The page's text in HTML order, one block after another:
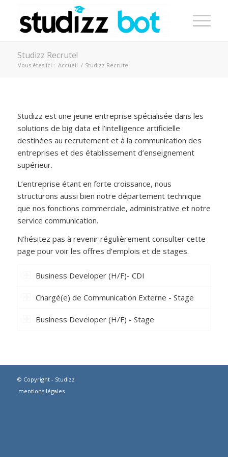
Studizz Recrute!
Vous êtes ici : Accueil / Studizz Recrute!
Studizz est une jeune entreprise spécialisée dans les
solutions de big data et l’intelligence artificielle
destinées au recrutement et à la communication des
entreprises et des établissement d’enseignement
supérieur.
L’entreprise étant en forte croissance, nous
structurons aussi bien notre département technique
que nos fonctions commerciale, administrative et notre
service communication.
N’hésitez pas à revenir régulièrement consulter cette
page pour voir les offres d’emplois et de stages.
Business Developer (H/F)- CDI
Chargé(e) de Communication Externe - Stage
Business Developer (H/F) - Stage
© Copyright - Studizz
mentions légales